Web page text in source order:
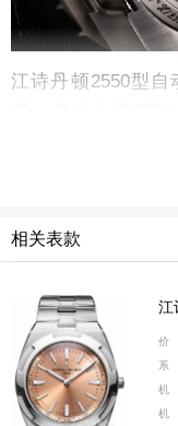
江诗丹顿2550型
相关表款
江
价
系
机
机